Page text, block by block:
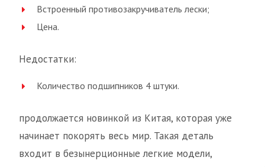
Встроенный противозакручиватель лески;
Цена.
Недостатки:
Количество подшипников 4 штуки.
продолжается новинкой из Китая, которая уже
начинает покорять весь мир. Такая деталь
входит в безынерционные легкие модели,